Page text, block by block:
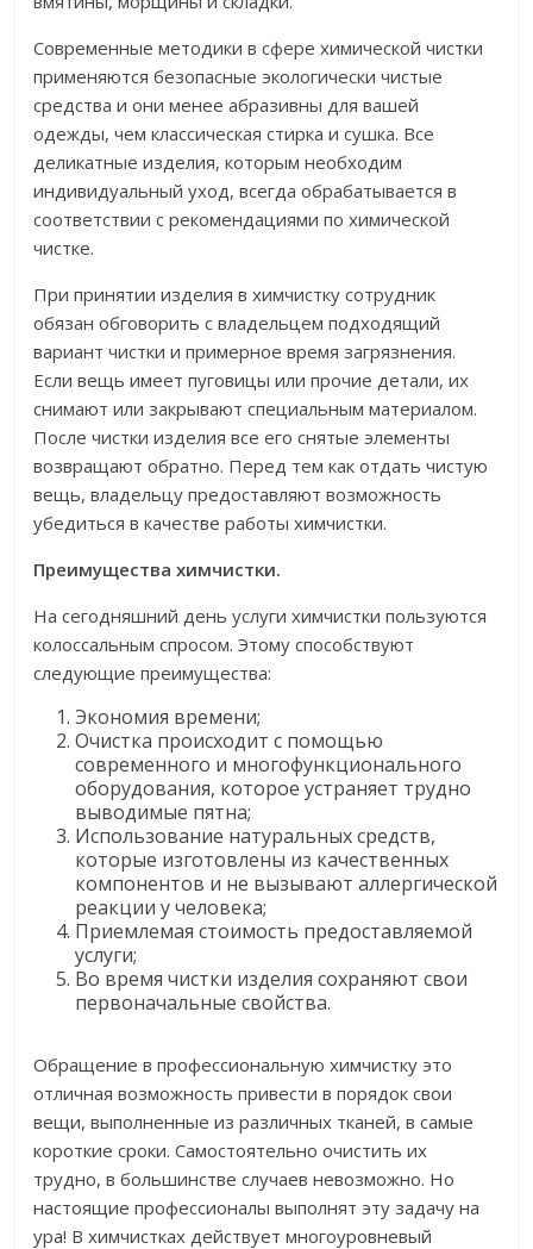
Современные методики в сфере химической чистки
применяются безопасные экологически чистые
средства и они менее абразивны для вашей
одежды, чем классическая стирка и сушка. Все
деликатные изделия, которым необходим
индивидуальный уход, всегда обрабатывается в
соответствии с рекомендациями по химической
чистке.
При принятии изделия в химчистку сотрудник
обязан обговорить с владельцем подходящий
вариант чистки и примерное время загрязнения.
Если вещь имеет пуговицы или прочие детали, их
снимают или закрывают специальным материалом.
После чистки изделия все его снятые элементы
возвращают обратно. Перед тем как отдать чистую
вещь, владельцу предоставляют возможность
убедиться в качестве работы химчистки.
Преимущества химчистки.
На сегодняшний день услуги химчистки пользуются
колоссальным спросом. Этому способствуют
следующие преимущества:
Экономия времени;
Очистка происходит с помощью
современного и многофункционального
оборудования, которое устраняет трудно
выводимые пятна;
Использование натуральных средств,
которые изготовлены из качественных
компонентов и не вызывают аллергической
реакции у человека;
Приемлемая стоимость предоставляемой
услуги;
Во время чистки изделия сохраняют свои
первоначальные свойства.
Обращение в профессиональную химчистку это
отличная возможность привести в порядок свои
вещи, выполненные из различных тканей, в самые
короткие сроки. Самостоятельно очистить их
трудно, в большинстве случаев невозможно. Но
настоящие профессионалы выполнят эту задачу на
ура! В химчистках действует многоуровневый